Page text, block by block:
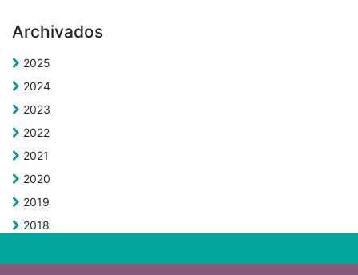
Archivados
2025
2024
2023
2022
2021
2020
2019
2018